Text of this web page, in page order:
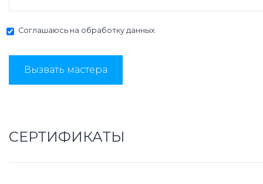
Соглашаюсь на обработку данных
Вызвать мастера
СЕРТИФИКАТЫ